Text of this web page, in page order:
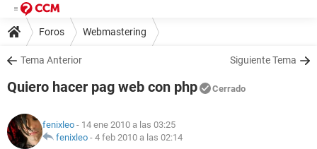
Foros Webmastering
Tema Anterior Siguiente Tema
Quiero hacer pag web con php Cerrado
fenixleo - 14 ene 2010 a las 03:25
fenixleo - 4 feb 2010 a las 02:14